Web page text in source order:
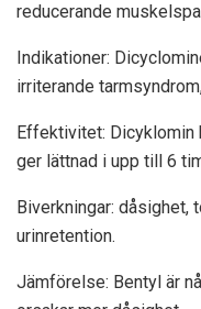
reducerande
Indikationer:
irriterande
Effektivitet: Dicyklomin
ger lättnad i upp till 6
Biverkningar: dåsighet,
urinretention.
Jämförelse: Bentyl är